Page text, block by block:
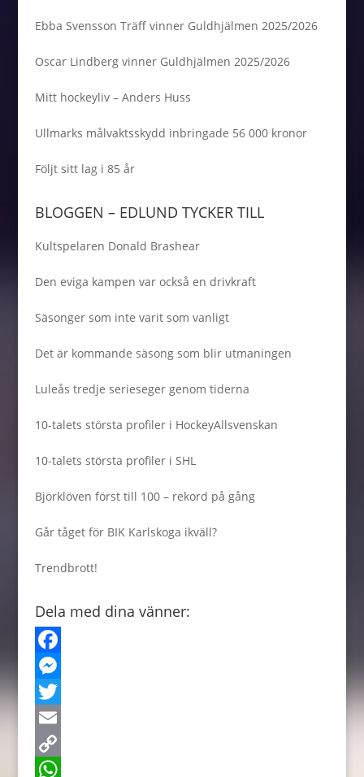
Ebba Svensson Träff vinner Guldhjälmen 2025/2026
Oscar Lindberg vinner Guldhjälmen 2025/2026
Mitt hockeyliv – Anders Huss
Ullmarks målvaktsskydd inbringade 56 000 kronor
Följt sitt lag i 85 år
BLOGGEN – EDLUND TYCKER TILL
Kultspelaren Donald Brashear
Den eviga kampen var också en drivkraft
Säsonger som inte varit som vanligt
Det är kommande säsong som blir utmaningen
Luleås tredje serieseger genom tiderna
10-talets största profiler i HockeyAllsvenskan
10-talets största profiler i SHL
Björklöven först till 100 – rekord på gång
Går tåget för BIK Karlskoga ikväll?
Trendbrott!
Dela med dina vänner:
F
a
c
e
b
M
e
s
s
T
w
E
m
C